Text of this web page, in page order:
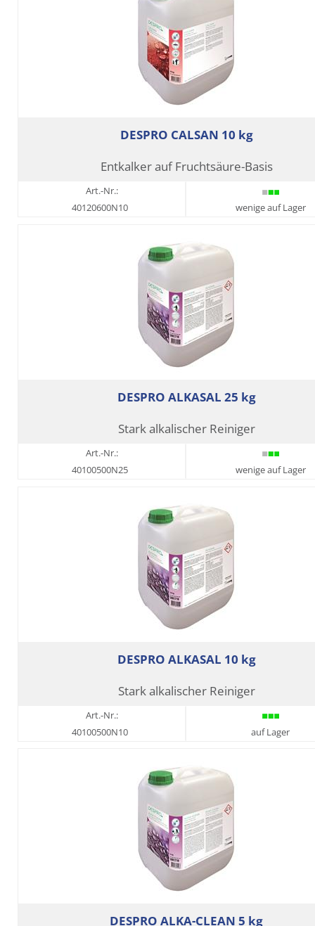
DESPRO CALSAN 10 kg
Entkalker auf Fruchtsäure-Basis
Art.-Nr.:
40120600N10
wenige auf Lager
DESPRO ALKASAL 25 kg
Stark alkalischer Reiniger
Art.-Nr.:
40100500N25
wenige auf Lager
DESPRO ALKASAL 10 kg
Stark alkalischer Reiniger
Art.-Nr.:
40100500N10
auf Lager
DESPRO ALKA-CLEAN 5 kg